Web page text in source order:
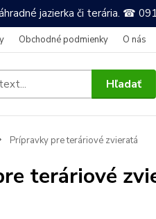
jazierka či terária. ☎
Obchodné podmienky O nás
Hľadať
Prípravky pre teráriové zvieratá
teráriové